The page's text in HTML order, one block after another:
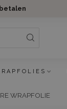
WRAPFOLIE